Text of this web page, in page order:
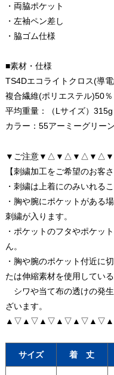
・両脇ポケット
・左袖ペン差し
・脇ゴム仕様
■素材・仕様
TS4Dエコライトクロス(導
複合繊維(ポリエステル)50
平均重量：（Lサイズ）315g
カラー：55アーミーグリー
▼ご注意
【刺繍加工をご希望のお客さ
・刺繍は上着にのみいれる
・胸や腕にポケットがある
刺繍が入ります。
・ポケットのフタやポケッ
ん。
・胸や腕のポケット付近に
たは伸縮素材を使用している
シワや当て布の透けの発
ざいます。
サイズ 着 丈